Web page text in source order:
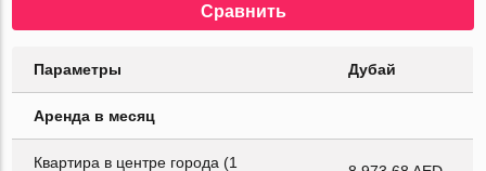
Сравнить
Параметры Дубай
Аренда в месяц
Квартира в центре города (1